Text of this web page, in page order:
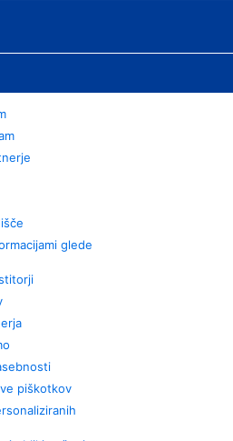
glede
piškotkov